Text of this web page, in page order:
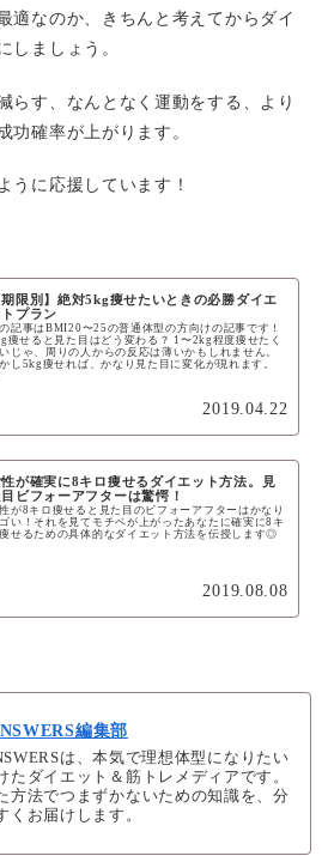
適なのか、きちんと考えてからダイ
しましょう。
らす、なんとなく運動をする、より
功確率が上がります。
うに応援しています！
期限別】絶対5kg痩せたいときの必勝ダイエ
トプラン
の記事はBMI20〜25の普通体型の方向けの記事です！
痩せると見た目はどう変わる？ 1〜2kg程度痩せたく
じゃ、周りの人からの反応は薄いかもしれません。
かし5kg痩せれば、かなり見た目に変化が現れます。
2019.04.22
性が確実に8キロ痩せるダイエット方法。見
ビフォーアフターは驚愕！
が8キロ痩せると見た目のビフォーアフターはかなり
い！それを見てモチベが上がったあなたに確実に8キ
せるための具体的なダイエット方法を伝授します◎
2019.08.08
編集部
は、本気で理想体型になりたい
たダイエット＆筋トレメディアです。
方法でつまずかないための知識を、分
くお届けします。